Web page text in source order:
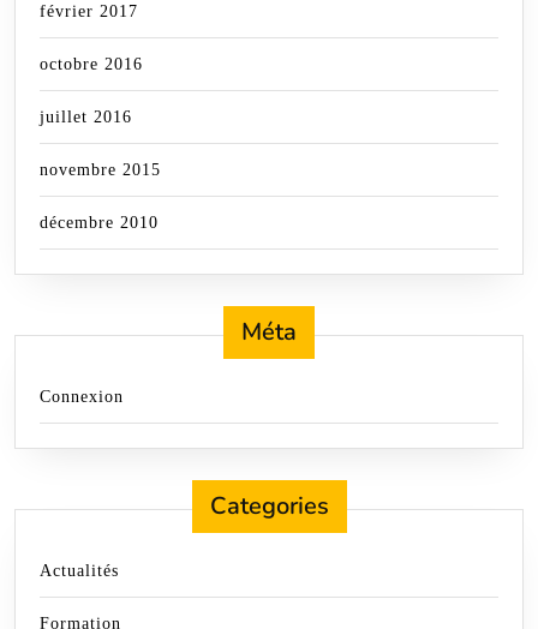
février 2017
octobre 2016
juillet 2016
novembre 2015
décembre 2010
Méta
Connexion
Categories
Actualités
Formation